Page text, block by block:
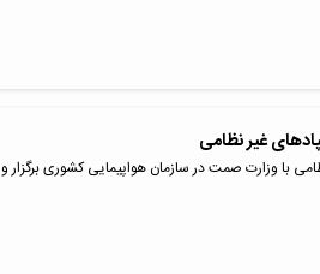
غیر نظامی
با وزارت صمت در سازمان هواپیمایی کشوری برگزار و